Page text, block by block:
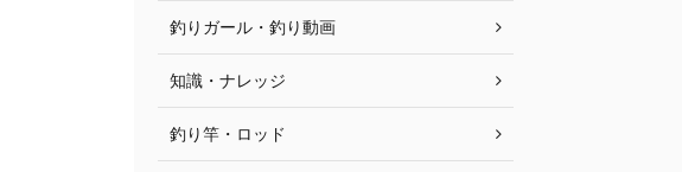
釣りガール・釣り動画
知識・ナレッジ
釣り竿・ロッド